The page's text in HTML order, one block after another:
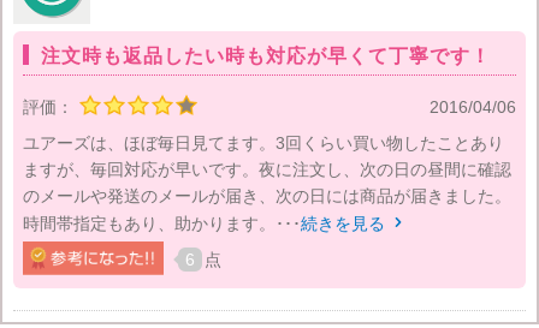
注文時も返品したい時も対応が早くて丁寧です！
評価：
2016/04/06
ユアーズは、ほぼ毎日見てます。3回くらい買い物したことあり
ますが、毎回対応が早いです。夜に注文し、次の日の昼間に確認
のメールや発送のメールが届き、次の日には商品が届きました。
時間帯指定もあり、助かります。･･･続きを見る 
6 点